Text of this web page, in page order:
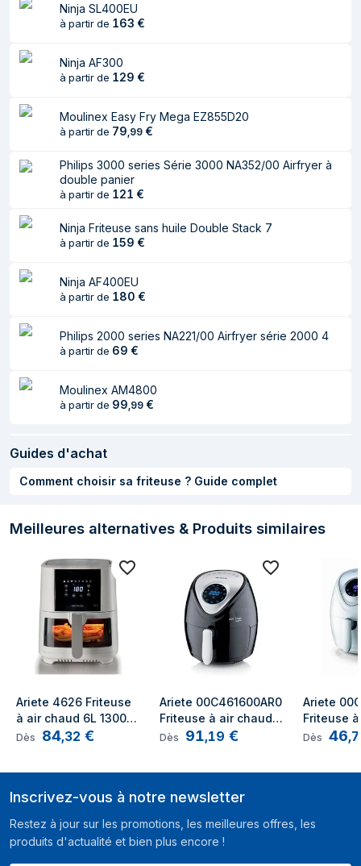
Contenu de l'emballage
Manuel d'utilisation
Ninja SL400EU
à partir de 163 €
Ninja AF300
à partir de 129 €
Moulinex Easy Fry Mega EZ855D20
à partir de 79 99 €
Philips 3000 series Série 3000 NA352/00 Airfryer à
double panier
à partir de 121 €
Ninja Friteuse sans huile Double Stack 7
à partir de 159 €
Ninja AF400EU
à partir de 180 €
Philips 2000 series NA221/00 Airfryer série 2000 4
à partir de 69 €
Moulinex AM4800
à partir de 99 99 €
Guides d'achat
Comment choisir sa friteuse ? Guide complet
Meilleures alternatives & Produits similaires
Ariete 4626 Friteuse
à air chaud 6L 1300W
Blanc
Dès 84,32 €
Ariete 00C461600AR0
Friteuse à air chaud
2,6L 1300W Noir,
Dès 91,19 €
Ariete
Friteuse
3,5L
Dès 46,
Inscrivez-vous à notre newsletter
Restez à jour sur les promotions, les meilleures offres, les
produits d'actualité et bien plus encore !